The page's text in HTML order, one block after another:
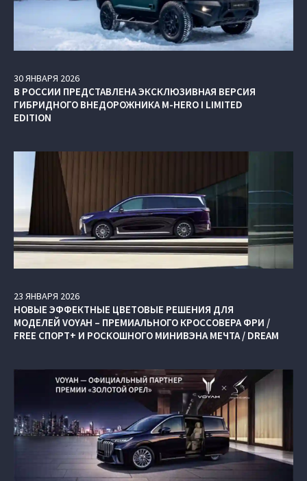
30ЯНВАРЯ 2026
В РОССИИ ПРЕДСТАВЛЕНА ЭКСКЛЮЗИВНАЯ ВЕРСИЯ
ГИБРИДНОГО ВНЕДОРОЖНИКА M‑HERO I LIMITED
EDITION
23 ЯНВАРЯ 2026
НОВЫЕ ЭФФЕКТНЫЕ ЦВЕТОВЫЕ РЕШЕНИЯ ДЛЯ
МОДЕЛЕЙ VOYAH – ПРЕМИАЛЬНОГО КРОССОВЕРА ФРИ /
FREE СПОРТ+ И РОСКОШНОГО МИНИВЭНА МЕЧТА / DREAM